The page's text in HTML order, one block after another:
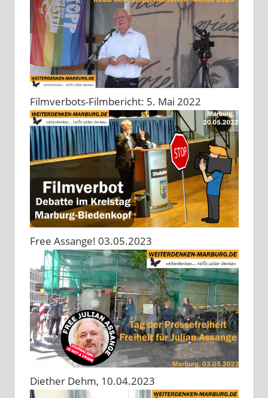
Filmverbots-Filmbericht: 5. Mai 2022
Free Assange! 03.05.2023
Diether Dehm, 10.04.2023